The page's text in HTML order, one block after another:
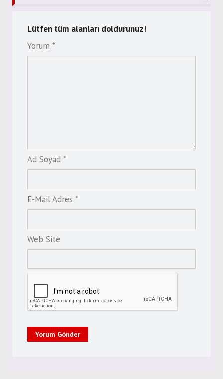
Lütfen tüm alanları doldurunuz!
Yorum *
Ad Soyad *
E-Mail Adres *
Web Site
Yorum Gönder